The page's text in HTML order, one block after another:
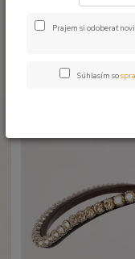
Prajem si odoberať
Súhlasím so